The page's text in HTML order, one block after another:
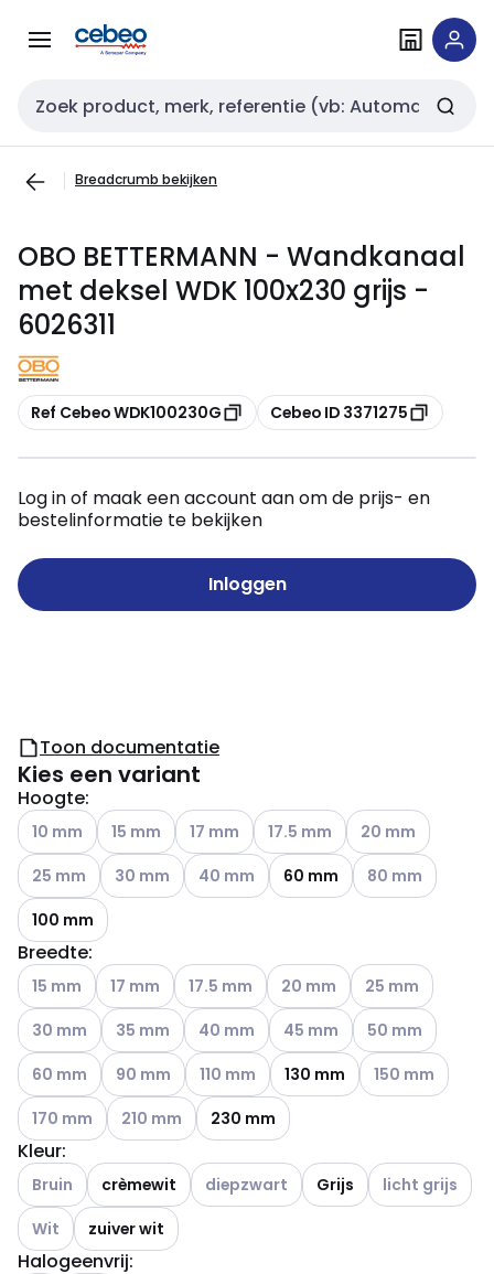
naar
naar
Zoekveld invoer
Breadcrumb bekijken
OBO BETTERMANN - Wandkanaal
met deksel WDK 100x230 grijs -
6026311
Kopiëren
Ref Cebeo WDK100230G Kopiëren
Cebeo ID 3371275
Log in of maak een account aan om de prijs- en
bestelinformatie te bekijken
Inloggen
Toon documentatie
Kies een variant
Hoogte:
Andere varianten (Huidige combinatie niet mogelijk)
10 mm Andere varianten (Huidige combinatie niet
15 mm Andere varianten (Huidige combinatie
17 mm Andere varianten (Huidige
17.5 mm Andere varianten
20 mm
Andere varianten (Huidige combinatie niet mogelijk)
25 mm Andere varianten (Huidige combinatie niet
30 mm Andere varianten (Huidige combinatie
40 mm 60 mm Andere varianten
80 mm
100 mm
Breedte:
Andere varianten (Huidige combinatie niet mogelijk)
15 mm Andere varianten (Huidige combinatie niet
17 mm Andere varianten (Huidige combinatie
17.5 mm Andere varianten (Huidige
20 mm Andere varianten
25 mm
Andere varianten (Huidige combinatie niet mogelijk)
30 mm Andere varianten (Huidige combinatie niet
35 mm Andere varianten (Huidige combinatie
40 mm Andere varianten (Huidige
45 mm Andere varianten
50 mm
Andere varianten (Huidige combinatie niet mogelijk)
60 mm Andere varianten (Huidige combinatie niet
90 mm Andere varianten (Huidige combinatie
110 mm 130 mm Andere
150 mm
Andere varianten (Huidige combinatie niet mogelijk)
170 mm Andere varianten (Huidige combinatie niet
210 mm 230 mm
Kleur:
Andere varianten (Huidige combinatie niet mogelijk)
Bruin crèmewit Andere varianten (Huidige combinatie
diepzwart Grijs Andere
licht grijs
Andere varianten (Huidige combinatie niet mogelijk)
Wit zuiver wit
Halogeenvrij: